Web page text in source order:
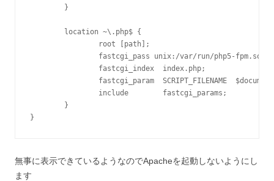
        }
        location ~\.php$ {
                root [path];
                fastcgi_pass unix:/var/run/php5-fpm.sock;
                fastcgi_index  index.php;
fastcgi_param  SCRIPT_FILENAME
                include        fastcgi_params;
        }
}
無事に表示できているようなのでApacheを起動しないようにし
ます